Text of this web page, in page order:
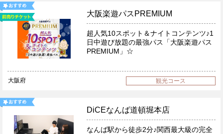
大阪楽遊パスPREMIUM
超人気10スポット＆ナイトコンテンツ♪1
日中遊び放題の最強パス「大阪楽遊パス
PREMIUM」☆
大阪府 観光コース
DiCEなんば道頓堀本店
なんば駅から徒歩2分♪関西最大級の完全